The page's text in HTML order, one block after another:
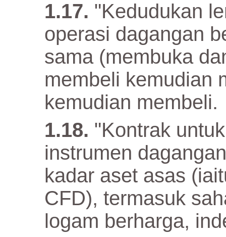
"Kedudukan
operasi dagangan
sama (membuka
membeli kemudian
kemudian membeli.
"Kontrak
instrumen
kadar aset asas
CFD), termasuk
logam berharga,